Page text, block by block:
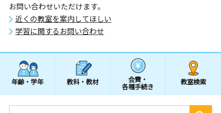
お問い合わせいただけます。
近くの教室を案内してほしい
学習に関するお問い合わせ
年齢・学年 教科・教材 会費・
各種手続き
教室検索